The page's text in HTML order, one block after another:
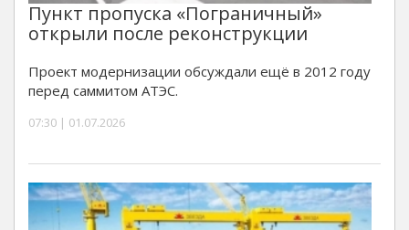
Пункт пропуска «Пограничный»
открыли после реконструкции
Проект модернизации обсуждали ещё в 2012 году
перед саммитом АТЭС.
07:30 | 01.07.2026